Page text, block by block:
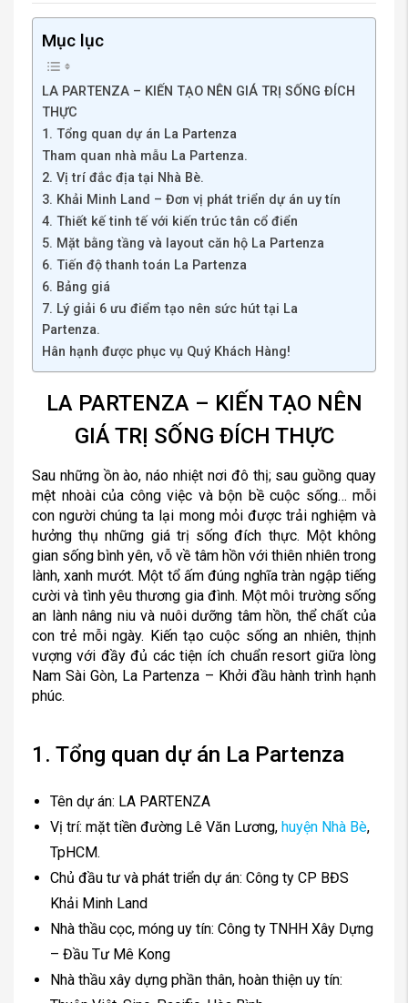
Mục lục
LA PARTENZA – KIẾN TẠO NÊN GIÁ TRỊ SỐNG ĐÍCH
THỰC
1. Tổng quan dự án La Partenza
Tham quan nhà mẫu La Partenza.
2. Vị trí đắc địa tại Nhà Bè.
3. Khải Minh Land – Đơn vị phát triển dự án uy tín
4. Thiết kế tinh tế với kiến trúc tân cổ điển
5. Mặt bằng tầng và layout căn hộ La Partenza
6. Tiến độ thanh toán La Partenza
6. Bảng giá
7. Lý giải 6 ưu điểm tạo nên sức hút tại La
Partenza.
Hân hạnh được phục vụ Quý Khách Hàng!
LA PARTENZA – KIẾN TẠO NÊN
GIÁ TRỊ SỐNG ĐÍCH THỰC
Sau những ồn ào, náo nhiệt nơi đô thị; sau guồng quay
mệt nhoài của công việc và bộn bề cuộc sống… mỗi
con người chúng ta lại mong mỏi được trải nghiệm và
hưởng thụ những giá trị sống đích thực. Một không
gian sống bình yên, vỗ về tâm hồn với thiên nhiên trong
lành, xanh mướt. Một tổ ấm đúng nghĩa tràn ngập tiếng
cười và tình yêu thương gia đình. Một môi trường sống
an lành nâng niu và nuôi dưỡng tâm hồn, thể chất của
con trẻ mỗi ngày. Kiến tạo cuộc sống an nhiên, thịnh
vượng với đầy đủ các tiện ích chuẩn resort giữa lòng
Nam Sài Gòn, La Partenza – Khởi đầu hành trình hạnh
phúc.
1. Tổng quan dự án La Partenza
Tên dự án: LA PARTENZA
Vị trí: mặt tiền đường Lê Văn Lương, huyện Nhà Bè,
TpHCM.
Chủ đầu tư và phát triển dự án: Công ty CP BĐS
Khải Minh Land
Nhà thầu cọc, móng uy tín: Công ty TNHH Xây Dựng
– Đầu Tư Mê Kong
Nhà thầu xây dựng phần thân, hoàn thiện uy tín: